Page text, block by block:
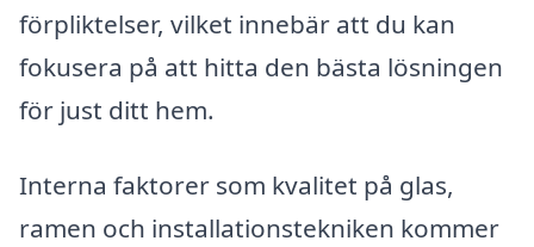
förpliktelser, vilket innebär att du kan
fokusera på att hitta den bästa lösningen
för just ditt hem.
Interna faktorer som kvalitet på glas,
ramen och installationstekniken kommer